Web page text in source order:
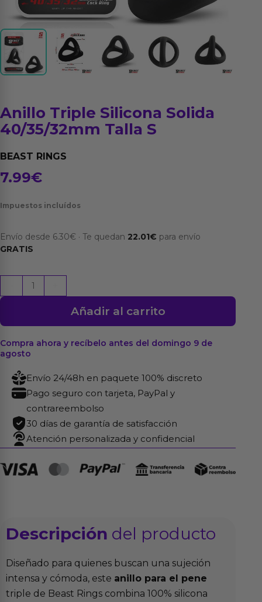
Anillo Triple Silicona Solida
40/35/32mm Talla S
BEAST RINGS
7.99€
Impuestos incluídos
Envío desde 6.30€ · Te quedan 22.01€ para envío
GRATIS
Triple
Solida
40/35/32mm
Talla
cantidad
Añadir al carrito
Compra ahora y recíbelo antes del domingo 9 de
agosto
Envío 24/48h en paquete 100% discreto
Pago seguro con tarjeta, PayPal y
contrareembolso
30 días de garantía de satisfacción
Atención personalizada y confidencial
Descripción del producto
Diseñado para quienes buscan una sujeción
intensa y cómoda, este anillo para el pene
triple de Beast Rings combina 100% silicona